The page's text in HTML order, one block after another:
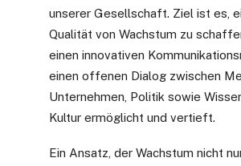
unserer Gesellschaft. Ziel ist es,
Qualität von Wachstum zu
einen innovativen
einen offenen Dialog zwischen
Unternehmen, Politik sowie
Kultur ermöglicht und vertieft.
Ein Ansatz, der Wachstum nicht